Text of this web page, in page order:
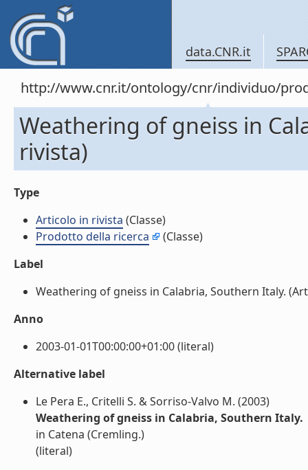
data.CNR.it
http://www.cnr.it/ontology/cnr/individuo/
Weathering of gneiss in
rivista)
Type
Articolo in rivista (Classe)
Prodotto della ricerca
(Classe)
Label
Weathering of gneiss in Calabria, Southern Italy.
Anno
2003-01-01T00:00:00+01:00 (literal)
Alternative label
Le Pera E., Critelli S. & Sorriso-Valvo M. (2003)
Weathering of gneiss in Calabria, Southern Italy.
in Catena (Cremling.)
(literal)